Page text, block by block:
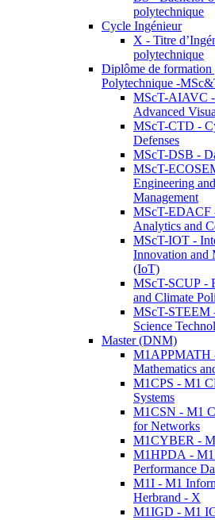
polytechnique
Cycle Ingénieur
X - Titre
polytechnique
Diplôme de formation
Polytechnique -
MScT-AIAVC
Advanced
MScT-CTD -
Defenses
MScT-DSB -
MScT-
Engineering
Management
MScT-EDACF
Analytics and
MScT-IOT -
Innovation and
(IoT)
MScT-SCUP -
and Climate
MScT-STEEM
Science
Master (DNM)
M1APPMATH
Mathematics
M1CPS - M1
Systems
M1CSN - M1
for Networks
M1CYBER -
M1HPDA -
Performance
M1I - M1
Herbrand - X
M1IGD - M1